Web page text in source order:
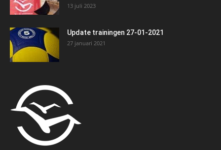
13 juli 2023
Update trainingen 27-01-2021
27 januari 2021